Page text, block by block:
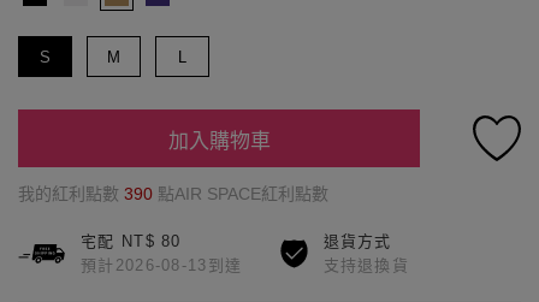
S M L
加入購物車
我的紅利點數 390 點AIR SPACE紅利點數
宅配 NT$ 80
預計2026-08-13到達
退貨方式
支持退換貨